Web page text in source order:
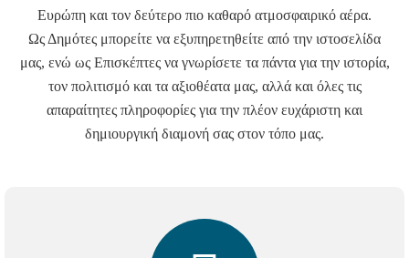
Ευρώπη και τον δεύτερο πιο καθαρό ατμοσφαιρικό αέρα.
Ως Δημότες μπορείτε να εξυπηρετηθείτε από την ιστοσελίδα
μας, ενώ ως Επισκέπτες να γνωρίσετε τα πάντα για την ιστορία,
τον πολιτισμό και τα αξιοθέατα μας, αλλά και όλες τις
απαραίτητες πληροφορίες για την πλέον ευχάριστη και
δημιουργική διαμονή σας στον τόπο μας.